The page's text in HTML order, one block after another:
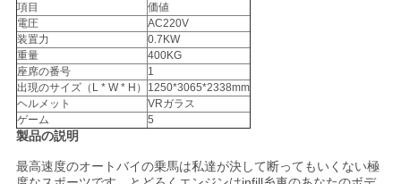
ス
ケ
ー
ス
項目
価値
電圧
AC220V
装置力
0.7KW
重量
400KG
座席の番号
1
出現のサイズ（L * W * H）
1250*3065*2338mm
ヘルメット
VRガラス
ゲーム
5
製品の説明
最高速度のオートバイの乗馬は私達が決して断ってもいくない極